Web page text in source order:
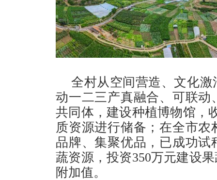
全村从空间营造、文化
动一二三产真融合、可联
共同体，建设种植博物馆，
质资源进行储备；在全市
品牌、集聚优品，已成功试
蔬资源，投资350万元建设
附加值。